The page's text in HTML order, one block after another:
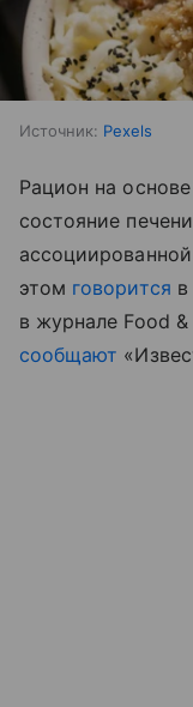
Источник: Pexels
Рацион на
состояние
этом говорится
в журнале Food
сообщают